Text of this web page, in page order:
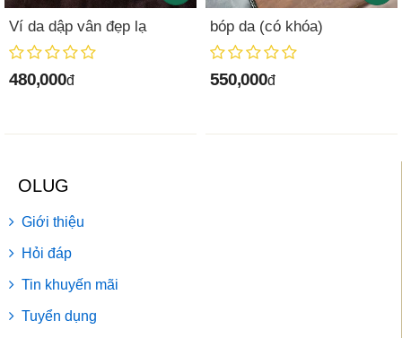
Ví da dập vân đẹp lạ
480,000đ
bóp da (có khóa)
550,000đ
OLUG
Giới thiệu
Hỏi đáp
Tin khuyến mãi
Tuyển dụng